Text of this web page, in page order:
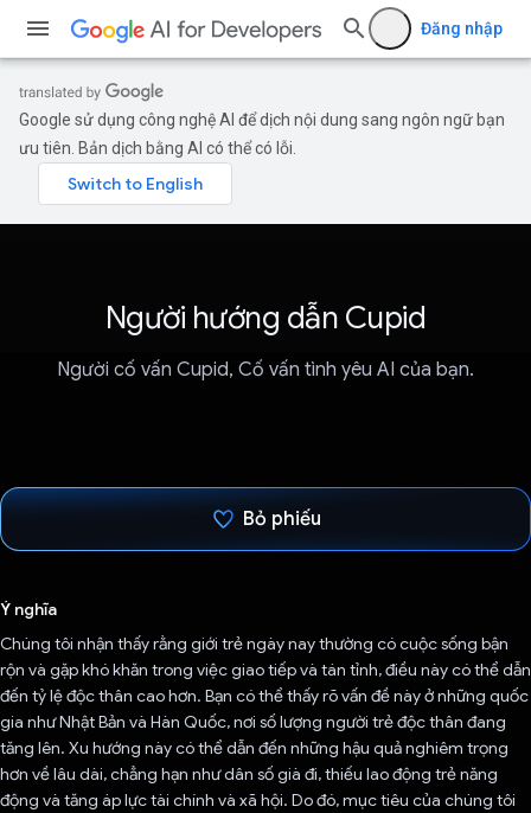
Đăng nhập
Google sử dụng công nghệ AI để dịch nội dung sang ngôn ngữ bạn
ưu tiên. Bản dịch bằng AI có thể có lỗi.
Người hướng dẫn Cupid
Người cố vấn Cupid, Cố vấn tình yêu AI của bạn.
Bỏ phiếu
Ý nghĩa
Chúng tôi nhận thấy rằng giới trẻ ngày nay thường có cuộc sống bận
rộn và gặp khó khăn trong việc giao tiếp và tán tỉnh, điều này có thể dẫn
đến tỷ lệ độc thân cao hơn. Bạn có thể thấy rõ vấn đề này ở những quốc
gia như Nhật Bản và Hàn Quốc, nơi số lượng người trẻ độc thân đang
tăng lên. Xu hướng này có thể dẫn đến những hậu quả nghiêm trọng
hơn về lâu dài, chẳng hạn như dân số già đi, thiếu lao động trẻ năng
động và tăng áp lực tài chính và xã hội. Do đó, mục tiêu của chúng tôi